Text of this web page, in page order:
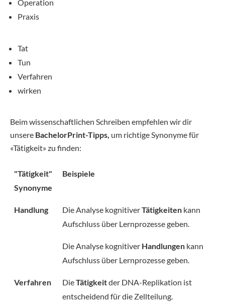
Operation
Praxis
Tat
Tun
Verfahren
wirken
Beim wissenschaftlichen Schreiben empfehlen wir dir
unsere BachelorPrint-Tipps, um richtige Synonyme für
«Tätigkeit» zu finden:
"Tätigkeit"
Synonyme
Beispiele
Handlung Die Analyse kognitiverTätigkeiten kann
Aufschluss über Lernprozesse geben.
Die Analyse kognitiver Handlungen kann
Aufschluss über Lernprozesse geben.
Verfahren DieTätigkeitder DNA-Replikation ist
entscheidend für die Zellteilung.